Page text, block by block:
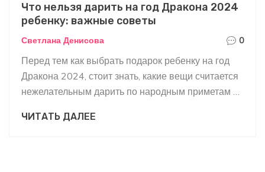
Что нельзя дарить на год Дракона 2024
ребенку: важные советы
Светлана Денисова 0
Перед тем как выбрать подарок ребенку на год
Дракона 2024, стоит знать, какие вещи считается
нежелательным дарить по народным приметам и
только запретные подарки, но и объясняется,
ЧИТАТЬ ДАЛЕЕ